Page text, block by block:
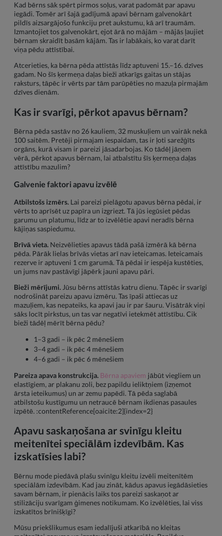
Kad bērns sāk spērt pirmos soļus, varat padomāt par apavu
iegādi. Tomēr arī šajā gadījumā apavi bērnam galvenokārt
pildīs aizsargājošo funkciju pret aukstumu, kā arī traumām.
Izmantojiet tos galvenokārt, ejot ārā no mājām – mājās ļaujiet
bērnam skraidīt basām kājām. Tas ir labākais, ko varat darīt
viņa pēdu attīstībai.
Atcerieties, ka bērna pēda attīstās līdz aptuveni 15.–16. dzīves
gadam. No šīs ķermeņa daļas bieži atkarīgs gaitas un stājas
raksturs, tāpēc ir vērts par tām parūpēties no mazuļa pirmajām
dzīves dienām.
Kas ir svarīgi, pērkot apavus bērnam?
Bērna pēda sastāv no 26 kauliem, 32 muskuļiem un vairāk nekā
100 saitēm. Pretēji pirmajam iespaidam, tas ir ļoti sarežģīts
orgāns, kurā visam ir pareizi jāsadarbojas. Ko tādēļ jāņem
vērā, pērkot apavus bērnam, lai atbalstītu šīs ķermeņa daļas
attīstību mazulim?
Galvenie faktori apavu izvēlē
Atbilstošs izmērs. Lai pareizi pielāgotu apavus bērna pēdai, ir
vērts to aprīsēt uz papīra un izgriezt. Tā jūs iegūsiet pēdas
garumu un platumu, līdz ar to izvēlētie apavi neradīs bērna
kājiņas saspiedumu.
Brīvā vieta. Neizvēlieties apavus tādā pašā izmērā kā bērna
pēda. Pārāk lielas brīvās vietas arī nav ieteicamas. Ieteicamais
rezerve ir aptuveni 1 cm garumā. Tā pēdai ir iespēja kustēties,
un jums nav pastāvīgi jāpērk jauni apavu pāri.
Bieži mērījumi. Jūsu bērns attīstās katru dienu. Tāpēc ir svarīgi
nodrošināt pareizu apavu izmēru. Tas īpaši attiecas uz
mazuļiem, kas nepateiks, ka apavi jau ir par šauru. Visātrāk viņi
sāks locīt pirkstus, un tas var negatīvi ietekmēt attīstību. Cik
bieži tādēļ mērīt bērna pēdu?
1–3 gadi – ik pēc 2 mēnešiem
3–4 gadi – ik pēc 4 mēnešiem
4–6 gadi – ik pēc 6 mēnešiem
Pareiza apava konstrukcija. Bērna apaviem jābūt viegliem un
elastīgiem, ar plakanu zoli, bez papildu ieliktņiem (izņemot
ārsta ieteikumus) un ar zemu papēdi. Tā pēda saglabā
atbilstošu kustīgumu un netraucē bērnam ikdienas pasaules
izpētē. :contentReference[oaicite:2]{index=2}
Apavu saskaņošana ar svinīgu kleitu
meitenītei speciālām izdevībām. Kas
izskatīsies labi?
Bērnu mode piedāvā plašu svinīgu kleitu izvēli meitenītēm
speciālām izdevībām. Kad jau zināt, kādus apavus iegādāsieties
savam bērnam, ir pienācis laiks tos pareizi saskaņot ar
stilizāciju svarīgam ģimenes notikumam. Ko izvēlēties, lai viss
izskatītos brīnišķīgi?
Mūsu priekšlikumus esam iedalījuši atkarībā no kleitas